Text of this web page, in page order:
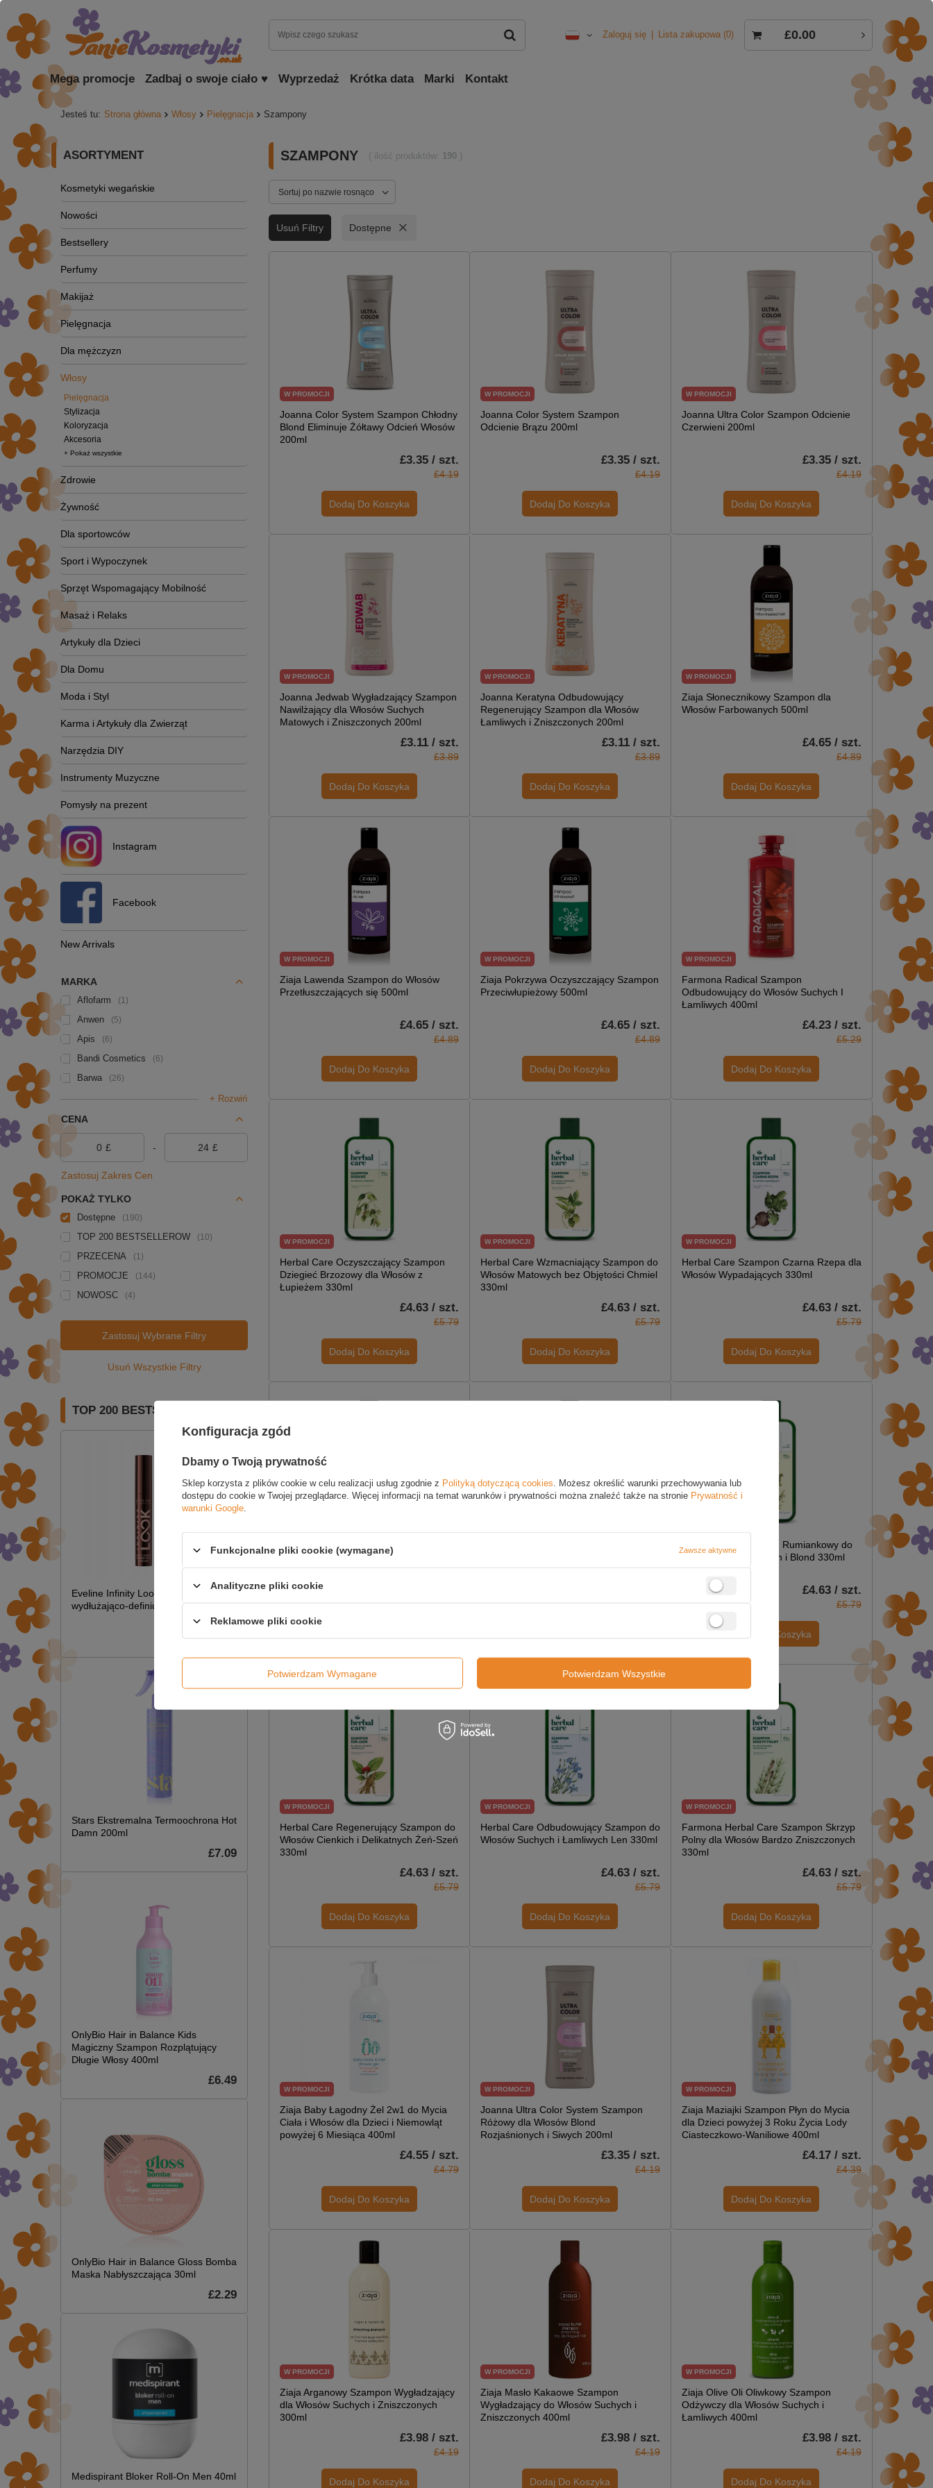
Zaloguj się Lista zakupowa 0 £0.00
Mega promocje Zadbaj o swoje ciało ♥ Wyprzedaż Krótka data Marki Kontakt
Jesteś tu: Strona główna Włosy Pielęgnacja Szampony
ASORTYMENT
Kosmetyki wegańskie
Nowości
Bestsellery
Perfumy
Makijaż
Pielęgnacja
Dla mężczyzn
Włosy
Pielęgnacja
Stylizacja
Koloryzacja
Akcesoria
+ Pokaż wszystkie
Zdrowie
Żywność
Dla sportowców
Sport i Wypoczynek
Sprzęt Wspomagający Mobilność
Masaż i Relaks
Artykuły dla Dzieci
Dla Domu
Moda i Styl
Karma i Artykuły dla Zwierząt
Narzędzia DIY
Instrumenty Muzyczne
Pomysły na prezent
Instagram
Facebook
New Arrivals
MARKA
Aflofarm 1
Anwen 5
Apis 6
Bandi Cosmetics 6
Barwa 26
+ Rozwiń
CENA
£ - £
Zastosuj Zakres Cen
POKAŻ TYLKO
Dostępne 190
TOP 200 BESTSELLERÓW 10
PRZECENA 1
PROMOCJE 144
NOWOŚĆ 4
Zastosuj Wybrane Filtry
Usuń Wszystkie Filtry
TOP 200 BESTSELLERÓW
Eveline Infinity Look tusz do rzęs
wydłużająco-definiujący 7 ml
£5.35
Stars Ekstremalna Termoochrona Hot
Damn 200ml
£7.09
OnlyBio Hair in Balance Kids
Magiczny Szampon Rozplątujący
Długie Włosy 400ml
£6.49
OnlyBio Hair in Balance Gloss Bomba
Maska Nabłyszczająca 30ml
£2.29
Medispirant Bloker Roll-On Men 40ml
SZAMPONY ( ilość produktów: 190 )
Sortuj po nazwie rosnąco
Usuń Filtry Dostępne
W PROMOCJI
Joanna Color System Szampon Chłodny
Blond Eliminuje Żółtawy Odcień Włosów
200ml
£3.35 / szt.
£4.19
Dodaj Do Koszyka
W PROMOCJI
Joanna Color System Szampon
Odcienie Brązu 200ml
£3.35 / szt.
£4.19
Dodaj Do Koszyka
W PROMOCJI
Joanna Ultra Color Szampon Odcienie
Czerwieni 200ml
£3.35 / szt.
£4.19
Dodaj Do Koszyka
W PROMOCJI
Joanna Jedwab Wygładzający Szampon
Nawilżający dla Włosów Suchych
Matowych i Zniszczonych 200ml
£3.11 / szt.
£3.89
Dodaj Do Koszyka
W PROMOCJI
Joanna Keratyna Odbudowujący
Regenerujący Szampon dla Włosów
Łamliwych i Zniszczonych 200ml
£3.11 / szt.
£3.89
Dodaj Do Koszyka
W PROMOCJI
Ziaja Słonecznikowy Szampon dla
Włosów Farbowanych 500ml
£4.65 / szt.
£4.89
Dodaj Do Koszyka
W PROMOCJI
Ziaja Lawenda Szampon do Włosów
Przetłuszczających się 500ml
£4.65 / szt.
£4.89
Dodaj Do Koszyka
W PROMOCJI
Ziaja Pokrzywa Oczyszczający Szampon
Przeciwłupieżowy 500ml
£4.65 / szt.
£4.89
Dodaj Do Koszyka
W PROMOCJI
Farmona Radical Szampon
Odbudowujący do Włosów Suchych I
Łamliwych 400ml
£4.23 / szt.
£5.29
Dodaj Do Koszyka
W PROMOCJI
Herbal Care Oczyszczający Szampon
Dziegieć Brzozowy dla Włosów z
Łupieżem 330ml
£4.63 / szt.
£5.79
Dodaj Do Koszyka
W PROMOCJI
Herbal Care Wzmacniający Szampon do
Włosów Matowych bez Objętości Chmiel
330ml
£4.63 / szt.
£5.79
Dodaj Do Koszyka
W PROMOCJI
Herbal Care Szampon Czarna Rzepa dla
Włosów Wypadających 330ml
£4.63 / szt.
£5.79
Dodaj Do Koszyka
Herbal Care Szampon do Wlosów
Tłustych u Nasady i Suchych na
Końcach Łopian 330ml
Przetłuszczających Się 330ml
Herbal Care Szampon Rumiankowy do
Włosów Rozjaśnionych i Blond 330ml
£4.63 / szt.
£5.79
Dodaj Do Koszyka
W PROMOCJI
Herbal Care Regenerujący Szampon do
Włosów Cienkich i Delikatnych Żeń-Szeń
330ml
£4.63 / szt.
£5.79
Dodaj Do Koszyka
W PROMOCJI
Herbal Care Odbudowujący Szampon do
Włosów Suchych i Łamliwych Len 330ml
£4.63 / szt.
£5.79
Dodaj Do Koszyka
W PROMOCJI
Farmona Herbal Care Szampon Skrzyp
Polny dla Włosów Bardzo Zniszczonych
330ml
£4.63 / szt.
£5.79
Dodaj Do Koszyka
W PROMOCJI
Ziaja Baby Łagodny Żel 2w1 do Mycia
Ciała i Włosów dla Dzieci i Niemowląt
powyżej 6 Miesiąca 400ml
£4.55 / szt.
£4.79
Dodaj Do Koszyka
W PROMOCJI
Joanna Ultra Color System Szampon
Różowy dla Włosów Blond
Rozjaśnionych i Siwych 200ml
£3.35 / szt.
£4.19
Dodaj Do Koszyka
W PROMOCJI
Ziaja Maziajki Szampon Płyn do Mycia
dla Dzieci powyżej 3 Roku Życia Lody
Ciasteczkowo-Waniliowe 400ml
£4.17 / szt.
£4.39
Dodaj Do Koszyka
W PROMOCJI
Ziaja Arganowy Szampon Wygładzający
dla Włosów Suchych i Zniszczonych
300ml
£3.98 / szt.
£4.19
Dodaj Do Koszyka
W PROMOCJI
Ziaja Masło Kakaowe Szampon
Wygładzający do Włosów Suchych i
Zniszczonych 400ml
£3.98 / szt.
£4.19
Dodaj Do Koszyka
W PROMOCJI
Ziaja Olive Oli Oliwkowy Szampon
Odżywczy dla Włosów Suchych i
Łamliwych 400ml
£3.98 / szt.
£4.19
Dodaj Do Koszyka
Konfiguracja zgód
Dbamy o Twoją prywatność
Sklep korzysta z plików cookie w celu realizacji usług zgodnie z Polityką dotyczącą cookies . Możesz określić warunki przechowywania lub
dostępu do cookie w Twojej przeglądarce. Więcej informacji na temat warunków i prywatności można znaleźć także na stronie Prywatność i
warunki Google
Funkcjonalne pliki cookie (wymagane) Zawsze aktywne
Analityczne pliki cookie
Reklamowe pliki cookie
Potwierdzam Wymagane Potwierdzam Wszystkie